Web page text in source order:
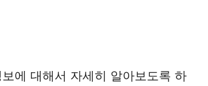
에 대해서 자세히 알아보도록 하